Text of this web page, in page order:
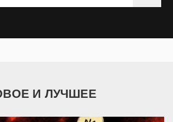
И ЛУЧШЕЕ